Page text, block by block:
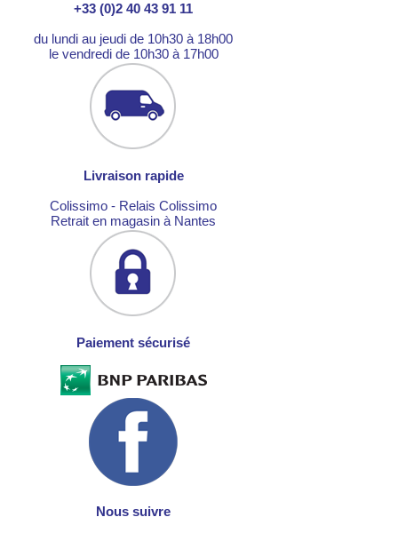
+33 (0)2 40 43 91 11
du lundi au jeudi de 10h30 à 18h00
le vendredi de 10h30 à 17h00
Livraison rapide
Colissimo - Relais Colissimo
Retrait en magasin à Nantes
Paiement sécurisé
Nous suivre